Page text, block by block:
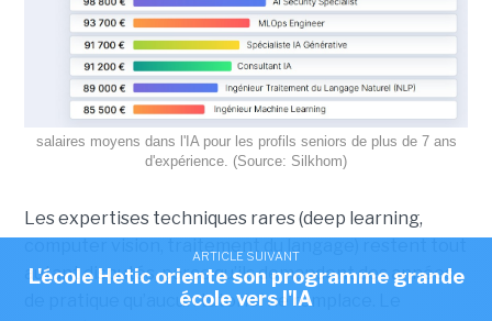
salaires moyens dans l'IA pour les profils seniors de plus de 7 ans
d'expérience. (Source: Silkhom)
Les expertises techniques rares (deep learning,
autant disputés, parce qu’ils demandent des années
de pratique qu’aucun tutoriel ne remplace. Le
ARTICLE SUIVANT
L'école Hetic oriente son programme grande
école vers l'IA